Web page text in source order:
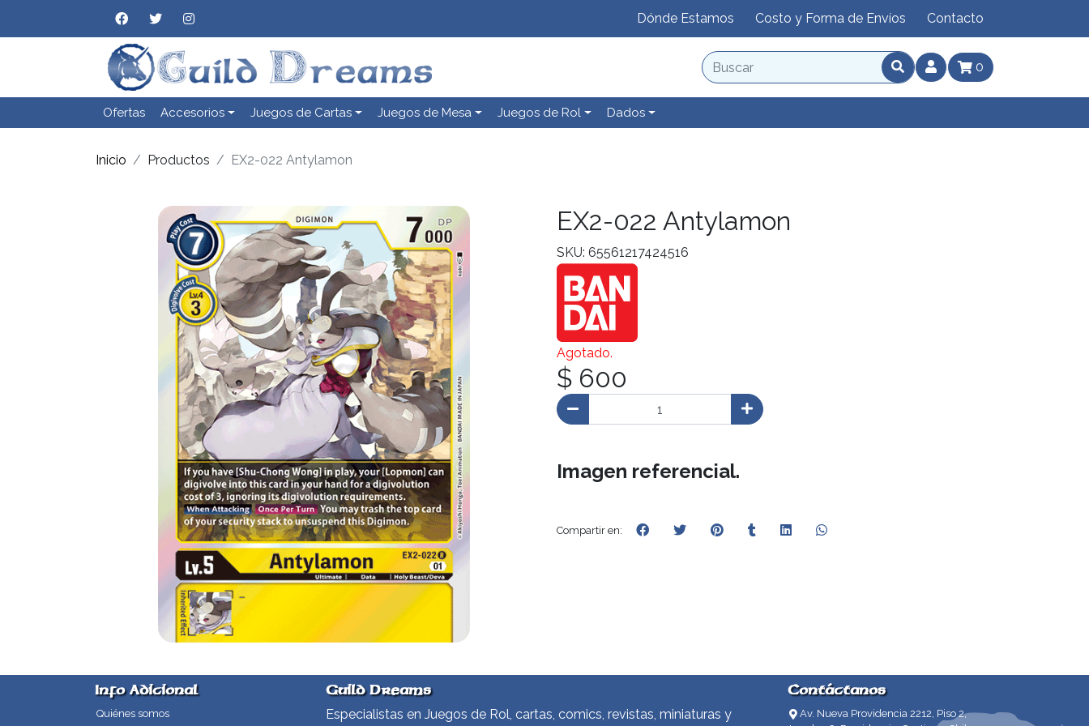
Dónde Estamos Costo y Forma de Envíos Contacto
0
Ofertas Accesorios Juegos de Cartas Juegos de Mesa Juegos de Rol Dados
Inicio Productos EX2-022 Antylamon
EX2-022 Antylamon
SKU: 65561217424516
Agotado.
$ 600
Imagen referencial.
Compartir en:
Info Adicional
Quiénes somos
Guild Dreams
Especialistas en Juegos de Rol, cartas, comics, revistas, miniaturas y
Contáctanos
Av. Nueva Providencia 2212, Piso 2,